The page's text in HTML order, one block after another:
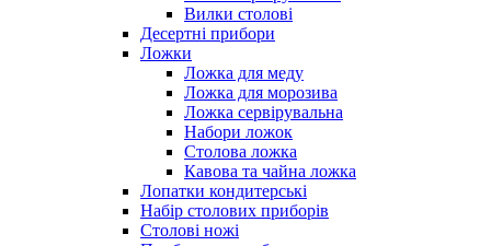
Вилки столові
Десертні прибори
Ложки
Ложка для меду
Ложка для морозива
Ложка сервірувальна
Набори ложок
Столова ложка
Кавова та чайна ложка
Лопатки кондитерські
Набір столових приборів
Столові ножі